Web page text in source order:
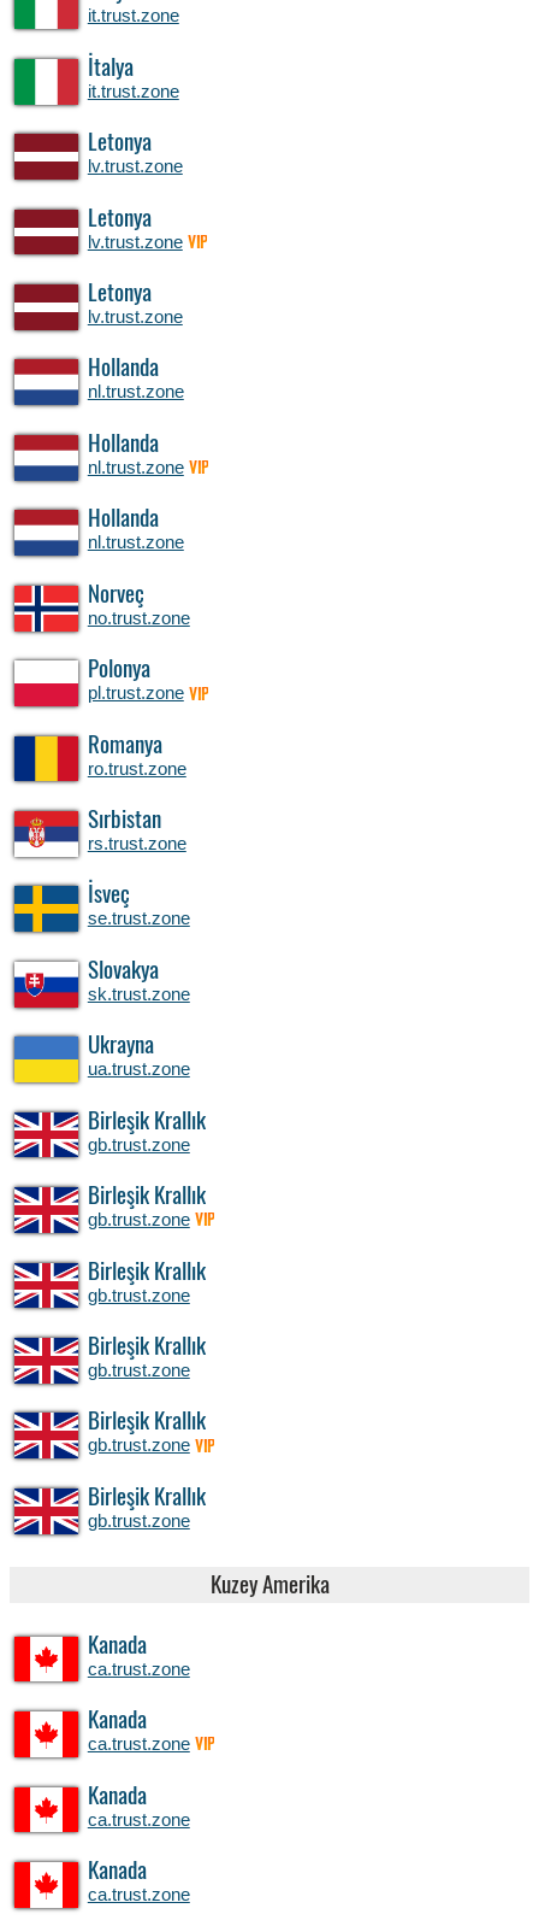
it.trust.zone
İtalya
it.trust.zone
Letonya
lv.trust.zone
Letonya
lv.trust.zone VIP
Letonya
lv.trust.zone
Hollanda
nl.trust.zone
Hollanda
nl.trust.zone VIP
Hollanda
nl.trust.zone
Norveç
no.trust.zone
Polonya
pl.trust.zone VIP
Romanya
ro.trust.zone
Sırbistan
rs.trust.zone
İsveç
se.trust.zone
Slovakya
sk.trust.zone
Ukrayna
ua.trust.zone
Birleşik Krallık
gb.trust.zone
Birleşik Krallık
gb.trust.zone VIP
Birleşik Krallık
gb.trust.zone
Birleşik Krallık
gb.trust.zone
Birleşik Krallık
gb.trust.zone VIP
Birleşik Krallık
gb.trust.zone
Kuzey Amerika
Kanada
ca.trust.zone
Kanada
ca.trust.zone VIP
Kanada
ca.trust.zone
Kanada
ca.trust.zone